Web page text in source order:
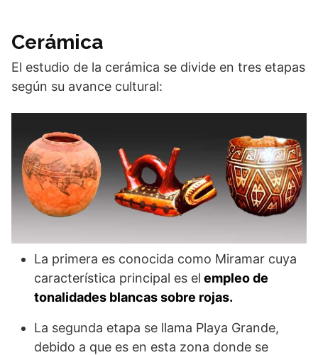
Cerámica
El estudio de la cerámica se divide en tres etapas
según su avance cultural:
La primera es conocida como Miramar cuya
característica principal es el empleo de
tonalidades blancas sobre rojas.
La segunda etapa se llama Playa Grande,
debido a que es en esta zona donde se